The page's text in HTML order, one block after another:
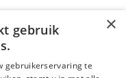
×
gebruik
gebruikerservaring te